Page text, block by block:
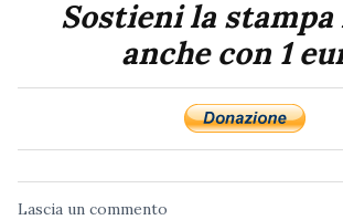
Sostieni la stampa
anche con 1
Lascia un commento